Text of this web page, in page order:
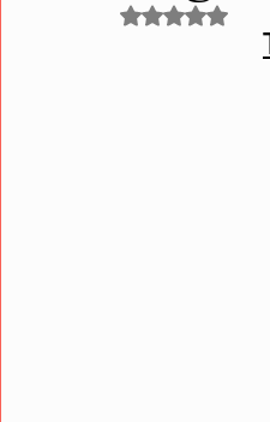
Noté NaN